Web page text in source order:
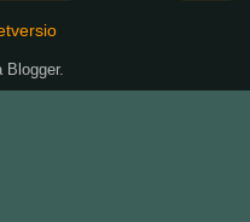
Blogger.